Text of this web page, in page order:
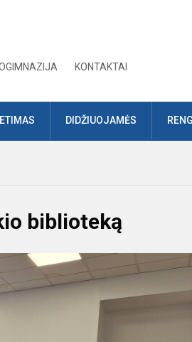
KONTAKTAI
DIDŽIUOJAMĖS
biblioteką